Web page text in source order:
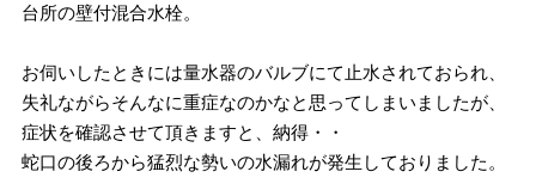
台所の壁付混合水栓。
お伺いしたときには量水器のバルブにて止水されておられ、
失礼ながらそんなに重症なのかなと思ってしまいましたが、
症状を確認させて頂きますと、納得・・
蛇口の後ろから猛烈な勢いの水漏れが発生しておりました。